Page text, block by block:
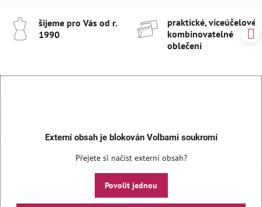
šijeme pro Vás od r​.
1990
praktické, víceúčelové
kombinovatelné
oblečení
Externí obsah je blokován Volbami soukromí
Přejete si načíst externí obsah?
Povolit jednou